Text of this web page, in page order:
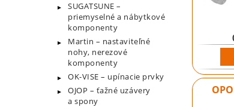
SUGATSUNE –
priemyselné a nábytkové
komponenty
Martin – nastaviteľné
nohy, nerezové
komponenty
OK-VISE – upínacie prvky
OJOP – ťažné uzávery
a spony